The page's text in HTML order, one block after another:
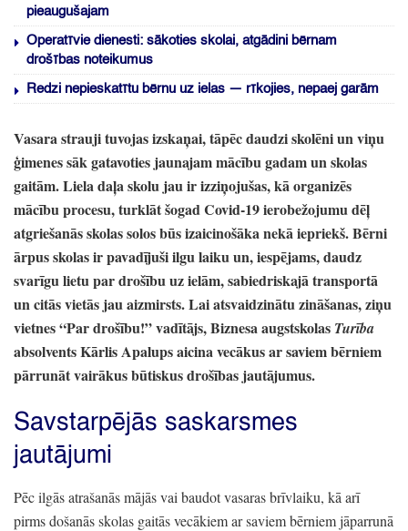
pieaugušajam
Operatīvie dienesti: sākoties skolai, atgādini bērnam
drošības noteikumus
Redzi nepieskatītu bērnu uz ielas — rīkojies, nepaej garām
Vasara strauji tuvojas izskaņai,tāpēc daudzi skolēni un viņu
ģimenes sāk gatavoties jaunajam mācību gadam un skolas
gaitām.Liela daļa skolu jau ir izziņojušas,kā organizēs
mācību procesu,turklāt šogad Covid-19 ierobežojumu dēļ
atgriešanās skolas solos būs izaicinošāka nekā iepriekš.Bērni
ārpus skolas ir pavadījuši ilgu laiku un,iespējams,daudz
svarīgu lietu par drošību uz ielām,sabiedriskajā transportā
un citās vietās jau aizmirsts.Lai atsvaidzinātu zināšanas,ziņu
vietnes“Par drošību!”vadītājs,Biznesa augstskolas Turība
absolvents Kārlis Apalups aicina vecākus ar saviem bērniem
pārrunāt vairākus būtiskus drošības jautājumus.
Savstarpējās saskarsmes
jautājumi
Pēc ilgās atrašanās mājās vai baudot vasaras brīvlaiku, kā arī
pirms došanās skolas gaitās vecākiem ar saviem bērniem jāparrunā